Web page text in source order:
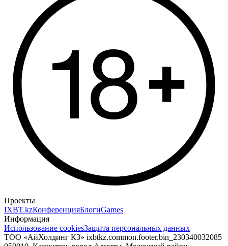
Проекты
IXBT.kzКонференцияБлогиGames
Информация
Использование cookiesЗащита персональных данных
ТОО «АйХолдинг КЗ» ixbtkz.common.footer.bin_230340032085